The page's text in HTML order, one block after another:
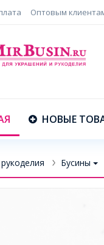
Оптовым
НОВЫЕ
Бусины